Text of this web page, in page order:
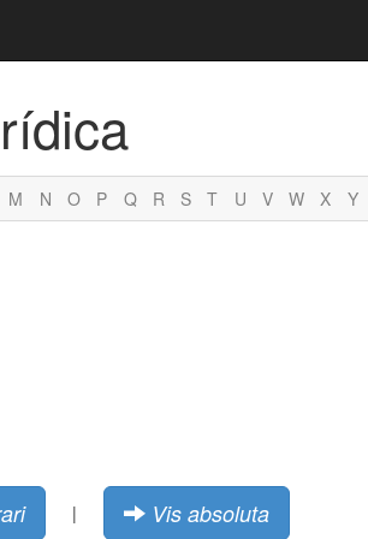
M N O P Q R S T U V W X Y
| Vis absoluta